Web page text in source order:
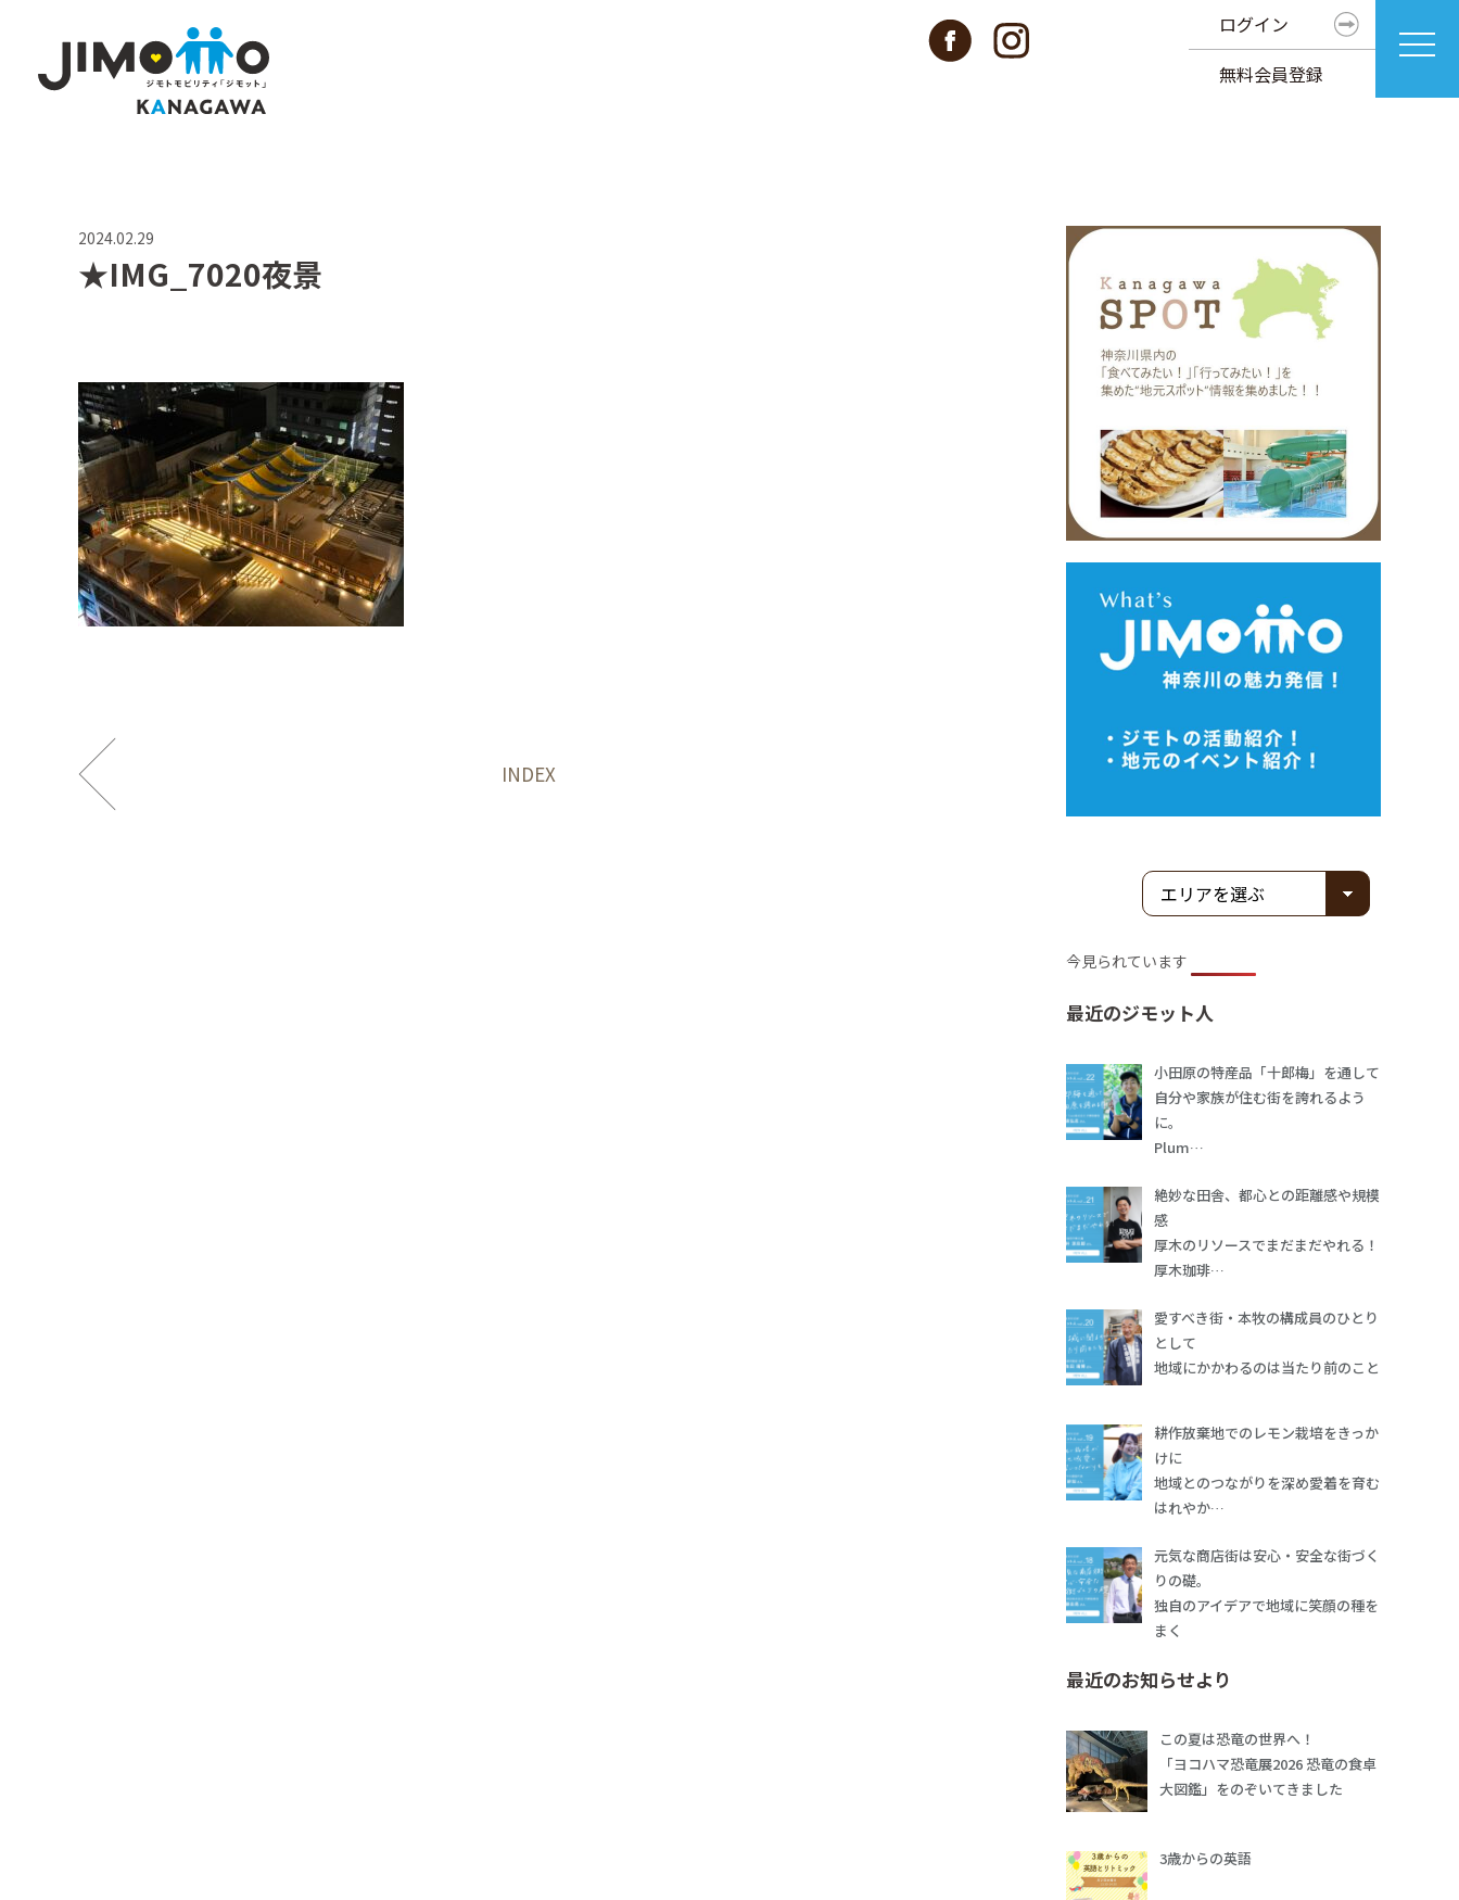
ログイン
無料会員登録
2024.02.29
★IMG_7020夜景
INDEX
今見られています
最近のジモット人
小田原の特産品「十郎梅」を通して
自分や家族が住む街を誇れるよう
に。
Plum…
絶妙な田舎、都心との距離感や規模
感
厚木のリソースでまだまだやれる！
厚木珈琲…
愛すべき街・本牧の構成員のひとり
として
地域にかかわるのは当たり前のこと
耕作放棄地でのレモン栽培をきっか
けに
地域とのつながりを深め愛着を育む
はれやか…
元気な商店街は安心・安全な街づく
りの礎。
独自のアイデアで地域に笑顔の種を
まく
最近のお知らせより
この夏は恐竜の世界へ！
「ヨコハマ恐竜展2026 恐竜の食卓
大図鑑」をのぞいてきました
3歳からの英語